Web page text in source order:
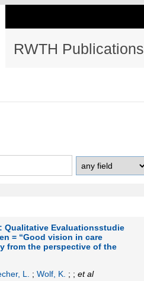
RWTH Publications
Qualitative Evaluationsstudie
= “Good vision in care
from the perspective of the
L. ; Wolf, K. ; ; et al